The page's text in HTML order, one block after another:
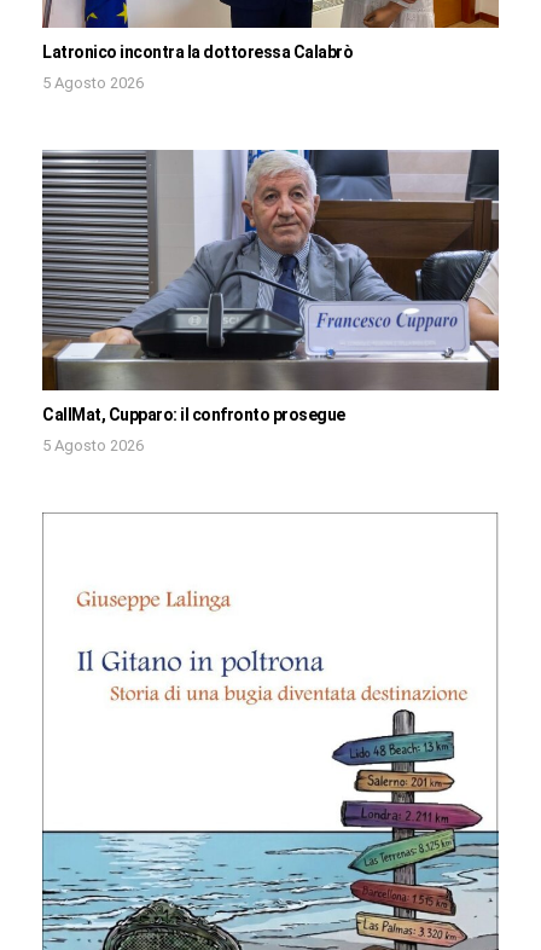
Latronico incontra la dottoressa Calabrò
5 Agosto 2026
CallMat, Cupparo: il confronto prosegue
5 Agosto 2026